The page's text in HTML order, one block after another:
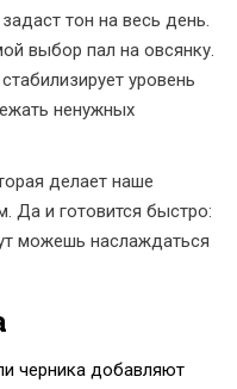
тон на весь день.
выбор пал на овсянку.
уровень
ненужных
делает наше
Да и готовится быстро:
можешь наслаждаться
черника добавляют